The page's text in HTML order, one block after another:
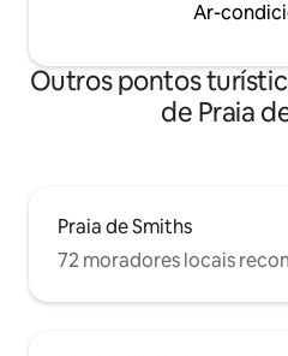
Ar-
Outros pontos
de Praia
Praia de Smiths
72 moradores locais